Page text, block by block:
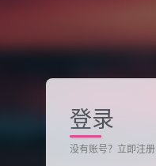
登录
没有账号？立即注册